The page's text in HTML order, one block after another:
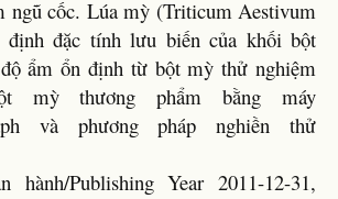
ngũ cốc. Lúa mỳ (Triticum Aestivum
đặc tính lưu biến của khối bột
ẩm ổn định từ bột mỳ thử nghiệm
mỳ thương phẩm bằng máy
và phương pháp nghiền thử
hành/Publishing Year 2011-12-31,